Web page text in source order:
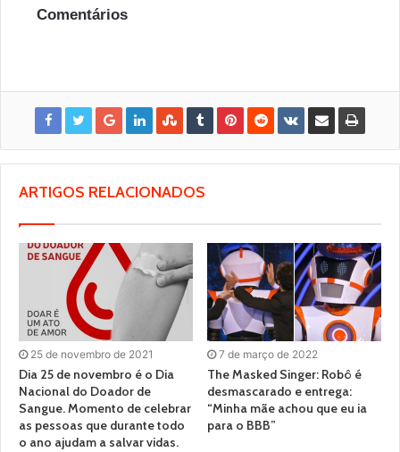
Comentários
ARTIGOS RELACIONADOS
25 de novembro de 2021
Dia 25 de novembro é o Dia
Nacional do Doador de
Sangue. Momento de celebrar
as pessoas que durante todo
o ano ajudam a salvar vidas.
7 de março de 2022
The Masked Singer: Robô é
desmascarado e entrega:
“Minha mãe achou que eu ia
para o BBB”